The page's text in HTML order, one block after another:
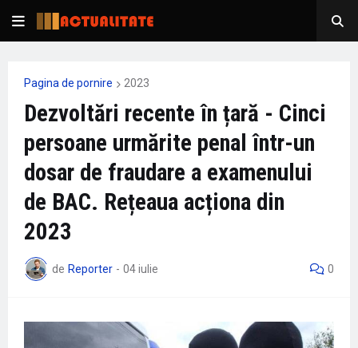
Pagina de pornire 2023
Dezvoltări recente în țară - Cinci
persoane urmărite penal într-un
dosar de fraudare a examenului
de BAC. Rețeaua acționa din
2023
de Reporter - 04 iulie 0